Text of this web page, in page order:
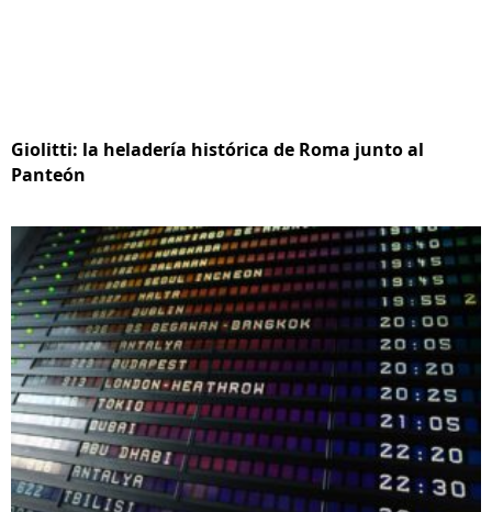
Giolitti: la heladería histórica de Roma junto al
Panteón